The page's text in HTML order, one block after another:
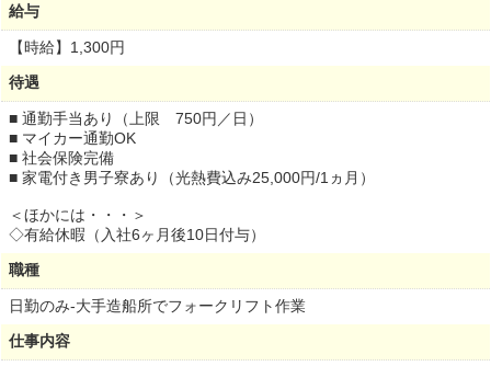
給与
【時給】 1,300円
待遇
■ 通勤手当あり（上限 750円／日）
■ マイカー通勤OK
■ 社会保険完備
■ 家電付き男子寮あり（光熱費込み25,000円/1ヵ月）
＜ほかには・・・＞
◇有給休暇（入社6ヶ月後10日付与）
職種
日勤のみ-大手造船所でフォークリフト作業
仕事内容